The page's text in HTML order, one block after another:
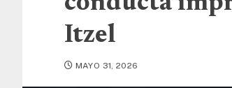
Itzel
MAYO 31, 2026